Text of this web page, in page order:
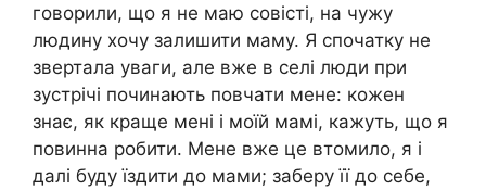
говорили, що я не маю совісті, на чужу
людину хочу залишити маму. Я спочатку не
звертала уваги, але вже в селі люди при
зустрічі починають повчати мене: кожен
знає, як краще мені і моїй мамі, кажуть, що я
повинна робити. Мене вже це втомило, я і
далі буду їздити до мами; заберу її до себе,